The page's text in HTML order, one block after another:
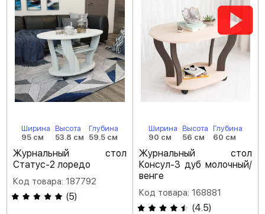
Ширина
95 см
Высота
53.8 см
Глубина
59.5 см
Журнальный стол
Статус-2 лоредо
Код товара: 187792
(5)
Ширина
90 см
Высота
56 см
Глубина
60 см
Журнальный стол
Консул-3 дуб молочный/
венге
Код товара: 168881
(4.5)